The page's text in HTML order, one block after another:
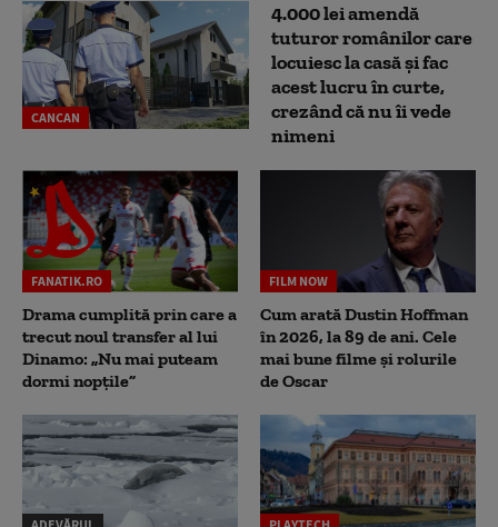
CANCAN
4.000 lei amendă
tuturor românilor care
locuiesc la casă și fac
acest lucru în curte,
crezând că nu îi vede
nimeni
FANATIK.RO
Drama cumplită prin care a
trecut noul transfer al lui
Dinamo: „Nu mai puteam
dormi nopțile”
FILM NOW
Cum arată Dustin Hoffman
în 2026, la 89 de ani. Cele
mai bune filme și rolurile
de Oscar